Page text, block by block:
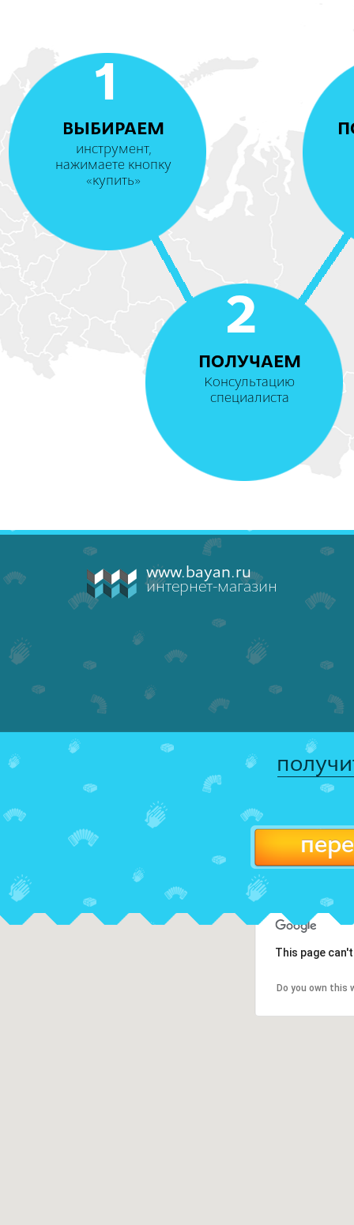
1
ВЫБИРАЕМ
инструмент,
нажимаете кнопку
«купить»
2
ПОЛУЧАЕМ
Консультацию
специалиста
www.bayan.ru
интернет-магазин
This page
Do you own this